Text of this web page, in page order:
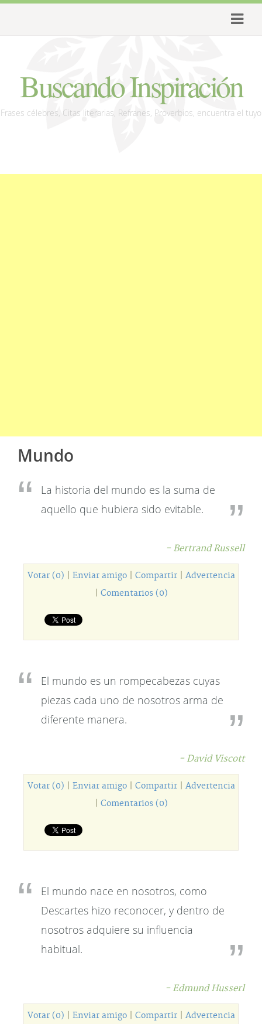
Buscando Inspiración
Frases célebres, Citas literarias, Refranes, Proverbios, encuentra el tuyo
Mundo
La historia del mundo es la suma de
aquello que hubiera sido evitable.
- Bertrand Russell
Votar (0) Enviar amigo| Compartir| Advertencia
Comentarios (0)
El mundo es un rompecabezas cuyas
piezas cada uno de nosotros arma de
diferente manera.
- David Viscott
Votar (0) Enviar amigo| Compartir| Advertencia
Comentarios (0)
El mundo nace en nosotros, como
Descartes hizo reconocer, y dentro de
nosotros adquiere su influencia
habitual.
- Edmund Husserl
Votar (0) Enviar amigo| Compartir| Advertencia